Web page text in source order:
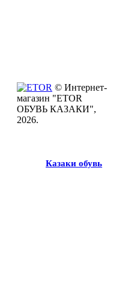
© Интернет-
магазин "ETOR
ОБУВЬ КАЗАКИ",
2026.
Казаки обувь